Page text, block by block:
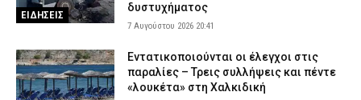
ΕΙΔΗΣΕΙΣ
δυστυχήματος
7 Αυγούστου 2026 20:41
Εντατικοποιούνται οι έλεγχοι στις
παραλίες – Τρεις συλλήψεις και πέντε
«λουκέτα» στη Χαλκιδική